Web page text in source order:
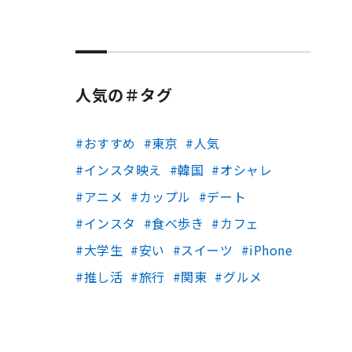
人気の＃タグ
おすすめ 東京
人気
インスタ映え
韓国
オシャレ
アニメ
カップル
デート
インスタ
食べ歩き
カフェ
大学生
安い スイーツ
iPhone
推し活
旅行 関東 グルメ